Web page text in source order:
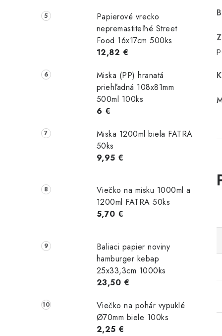
Papierové vrecko
nepremastiteľné Street
Food 16x17cm 500ks
12,82 €
Miska (PP) hranatá
priehľadná 108x81mm
500ml 100ks
6 €
Miska 1200ml biela FATRA
50ks
9,95 €
Viečko na misku 1000ml a
1200ml FATRA 50ks
5,70 €
Baliaci papier noviny
hamburger kebap
25x33,3cm 1000ks
23,50 €
Viečko na pohár vypuklé
Ø70mm biele 100ks
2,25 €